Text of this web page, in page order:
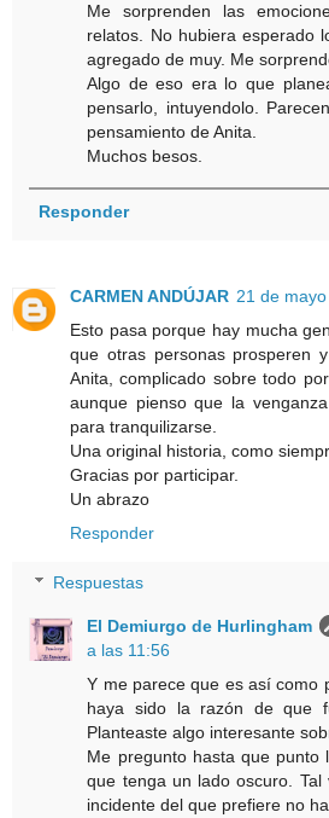
Me sorprenden las
relatos. No hubiera esperado
agregado de muy. Me
Algo de eso era lo que
pensarlo, intuyendolo.
pensamiento de Anita.
Muchos besos.
Responder
CARMEN ANDÚJAR 21 de
Esto pasa porque hay mucha
que otras personas prosperen
Anita, complicado sobre todo
aunque pienso que la
para tranquilizarse.
Una original historia, como
Gracias por participar.
Un abrazo
Responder
Respuestas
El Demiurgo de Hurlingham
a las 11:56
Y me parece que es así como
haya sido la razón de que
Planteaste algo interesante
Me pregunto hasta que punto
que tenga un lado oscuro.
incidente del que prefiere no